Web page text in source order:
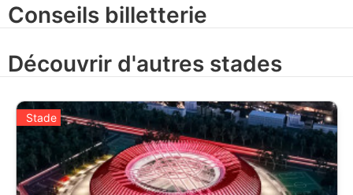
Conseils billetterie
Découvrir d'autres stades
Stade